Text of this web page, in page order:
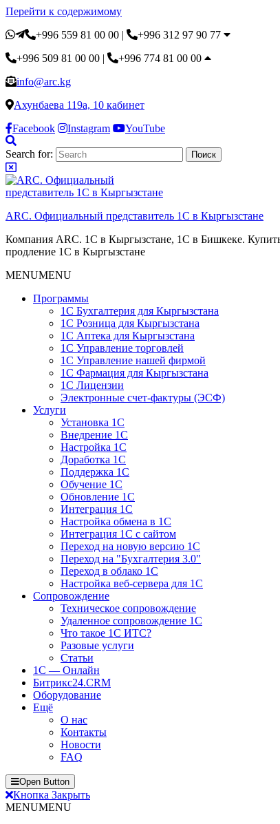
Перейти к содержимому
+996 559 81 00 00 |
+996 312 97 90 77
+996 509 81 00 00 |
+996 774 81 00 00
info@arc.kg
Ахунбаева 119а, 10 кабинет
Facebook
Instagram YouTube
Search for:
ARC. Официальный представитель 1С в Кыргызстане
Компания ARC. 1С в Кыргызстане, 1С в Бишкеке.
продление 1С в Кыргызстане
MENUMENU
Программы
1С Бухгалтерия для Кыргызстана
1С Розница для Кыргызстана
1С Аптека для Кыргызстана
1С Управление торговлей
1С Управление нашей фирмой
1С Фармация для Кыргызстана
1С Лицензии
Электронные счет-фактуры (ЭСФ)
Услуги
Установка 1С
Внедрение 1С
Настройка 1С
Доработка 1С
Поддержка 1С
Обучение 1С
Обновление 1С
Интеграция 1С
Настройка обмена в 1С
Интеграция 1С с сайтом
Переход на новую версию 1С
Переход на "Бухгалтерия 3.0"
Переход в облако 1С
Настройка веб-сервера для 1С
Сопровождение
Техническое сопровождение
Удаленное сопровождение 1С
Что такое 1С ИТС?
Разовые услуги
Статьи
1С — Онлайн
Битрикс24.CRM
Оборудование
Ещё
О нас
Контакты
Новости
FAQ
Open Button
Кнопка Закрыть
MENUMENU